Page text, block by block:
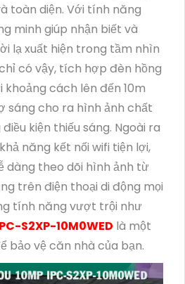
toàn diện. Với tính năng
minh giúp nhận biết và
lạ xuất hiện trong tầm nhìn
có vậy, tích hợp đèn hồng
cách lên đến 10m
sáng cho ra hình ảnh chất
kiện thiếu sáng. Ngoài ra
năng kết nối wifi tiện lợi,
dàng theo dõi hình ảnh từ
trên điện thoại di động mọi
tính năng vượt trội như
S2XP-10M0WED là một
bảo vệ căn nhà của bạn.